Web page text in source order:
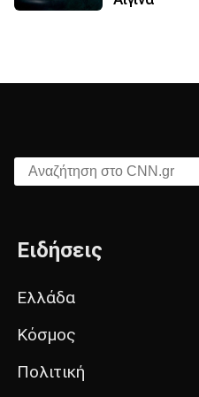
Αναζήτηση στο CNN.gr
Ειδήσεις
Ελλάδα
Κόσμος
Πολιτική